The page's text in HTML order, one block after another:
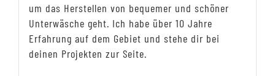
um das Herstellen von bequemer und schöner
Unterwäsche geht. Ich habe über 10 Jahre
Erfahrung auf dem Gebiet und stehe dir bei
deinen Projekten zur Seite.